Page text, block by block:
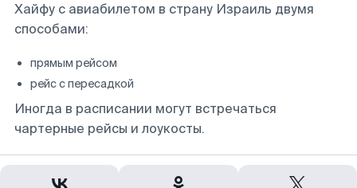
Хайфу с авиабилетом в страну Израиль двумя
способами:
прямым рейсом
рейс с пересадкой
Иногда в расписании могут встречаться
чартерные рейсы и лоукосты.